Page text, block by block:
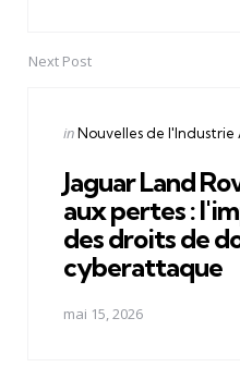
Next Post
Posted
inNouvelles de l'Industrie
Jaguar Land
aux pertes :
des droits de
cyberattaque
mai 15, 2026